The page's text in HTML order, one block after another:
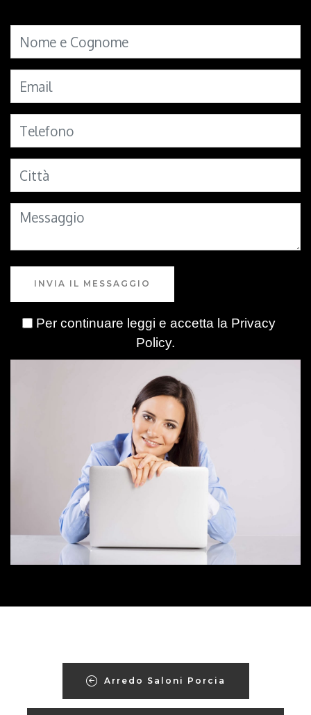
INVIA IL MESSAGGIO
Per continuare leggi e accetta la Privacy
Policy.
Arredo Saloni Porcia